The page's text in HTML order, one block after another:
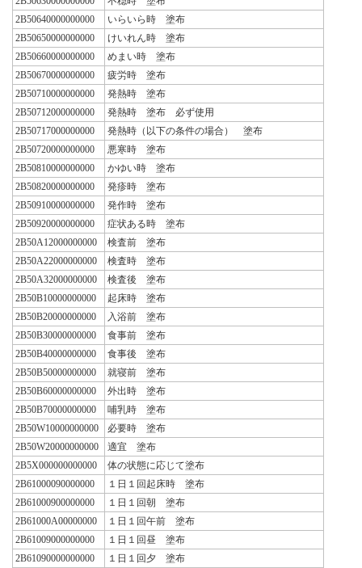
2B50640000000000
いらいら時 塗布
2B50650000000000
けいれん時 塗布
2B50660000000000
めまい時 塗布
2B50670000000000
疲労時 塗布
2B50710000000000
発熱時 塗布
2B50712000000000
発熱時 塗布 必ず使用
2B50717000000000
発熱時（以下の条件の場合） 塗布
2B50720000000000
悪寒時 塗布
2B50810000000000
かゆい時 塗布
2B50820000000000
発疹時 塗布
2B50910000000000
発作時 塗布
2B50920000000000
症状ある時 塗布
2B50A12000000000
検査前 塗布
2B50A22000000000
検査時 塗布
2B50A32000000000
検査後 塗布
2B50B10000000000
起床時 塗布
2B50B20000000000
入浴前 塗布
2B50B30000000000
食事前 塗布
2B50B40000000000
食事後 塗布
2B50B50000000000
就寝前 塗布
2B50B60000000000
外出時 塗布
2B50B70000000000
哺乳時 塗布
2B50W10000000000
必要時 塗布
2B50W20000000000
適宜 塗布
2B5X000000000000
体の状態に応じて塗布
2B61000090000000
１日１回起床時 塗布
2B61000900000000
１日１回朝 塗布
2B61000A00000000
１日１回午前 塗布
2B61009000000000
１日１回昼 塗布
2B61090000000000
１日１回夕 塗布